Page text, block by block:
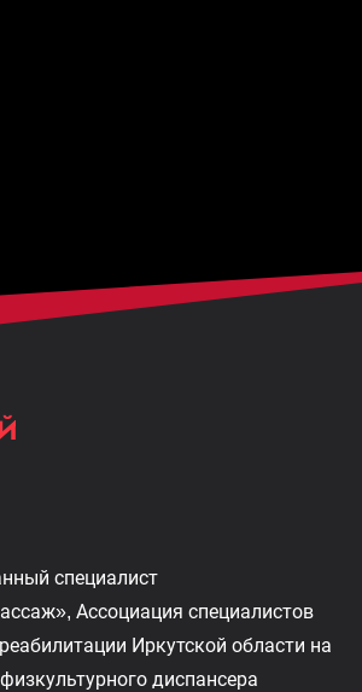
специалист
Ассоциация специалистов
Иркутской области на
диспансера